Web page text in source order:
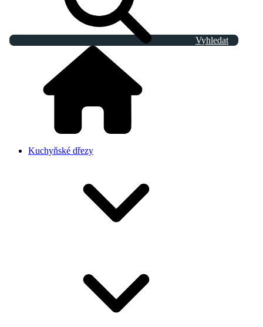
Vyhledat
Kuchyňské dřezy